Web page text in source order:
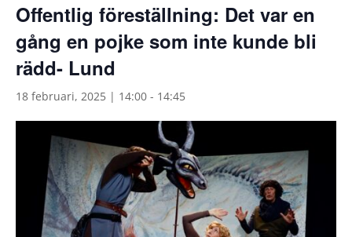
Offentlig föreställning: Det var en
gång en pojke som inte kunde bli
rädd- Lund
18 februari, 2025 | 14:00 - 14:45